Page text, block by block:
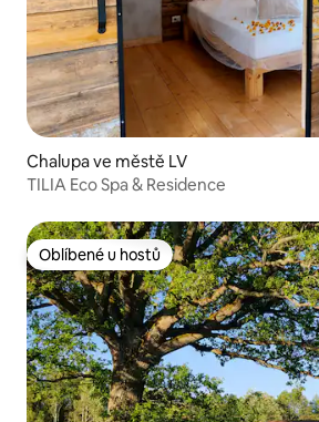
Chalupa ve městě LV
TILIA Eco Spa & Residence
Oblíbené u hostů
Oblíbené u hostů